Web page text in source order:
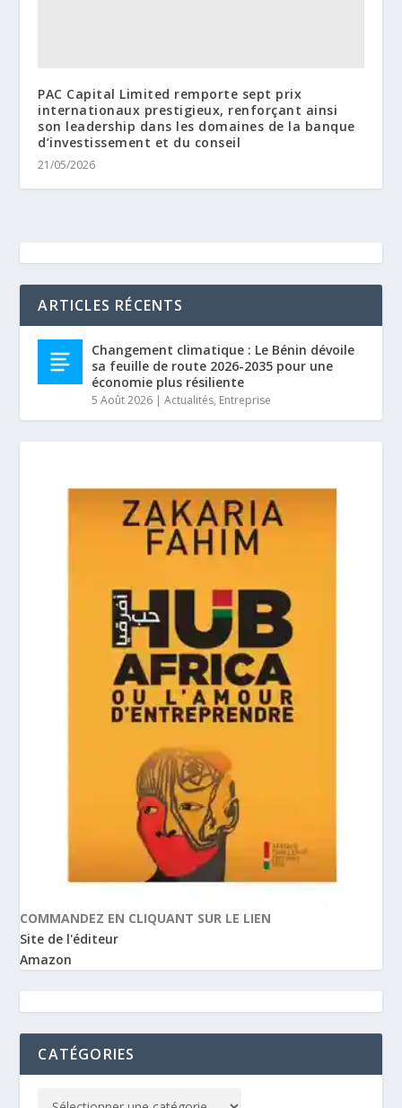
PAC Capital Limited remporte sept prix
internationaux prestigieux, renforçant ainsi
son leadership dans les domaines de la banque
d’investissement et du conseil
21/05/2026
ARTICLES RÉCENTS
Changement climatique : Le Bénin dévoile
sa feuille de route 2026-2035 pour une
économie plus résiliente
5 Août 2026 |Actualités, Entreprise
COMMANDEZ EN CLIQUANT SUR LE LIEN
Site de l'éditeur
Amazon
CATÉGORIES